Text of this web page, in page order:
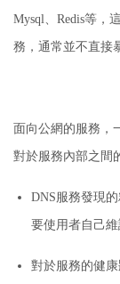
Mysql、Redis等，
務，通常並不直接
面向公網的服務，
對於服務內部之間
DNS服務發現
要使用者自己維
對於服務的健